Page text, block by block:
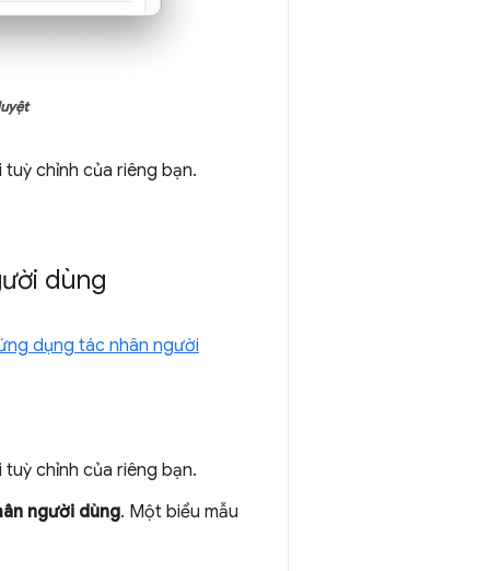
chỉnh của riêng bạn.
dùng
dụng tác nhân người
chỉnh của riêng bạn.
người dùng. Một biểu mẫu